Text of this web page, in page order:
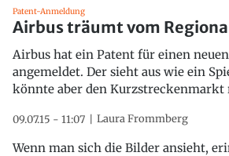
Patent-Anmeldung
Airbus träumt vom
Airbus hat ein Patent für einen
angemeldet. Der sieht aus wie ein
könnte aber den
09.07.15 - 11:07 Laura Frommberg
Wenn man sich die Bilder ansieht,